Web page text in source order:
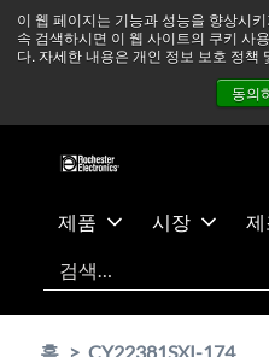
이 웹 페이지는 기능과 성능을 향상시
속 검색하시면 이 웹 사이트의 쿠키 사
다. 자세한 내용은 개인 정보 보호 정책
동의
츠
건
중동 지역 상황을 지속적으로
정상적으로 운영되고
뉴스
제품 시장 제
검색
홈 CY22381SXI-174